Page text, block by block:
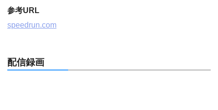
参考URL
speedrun.com
配信録画